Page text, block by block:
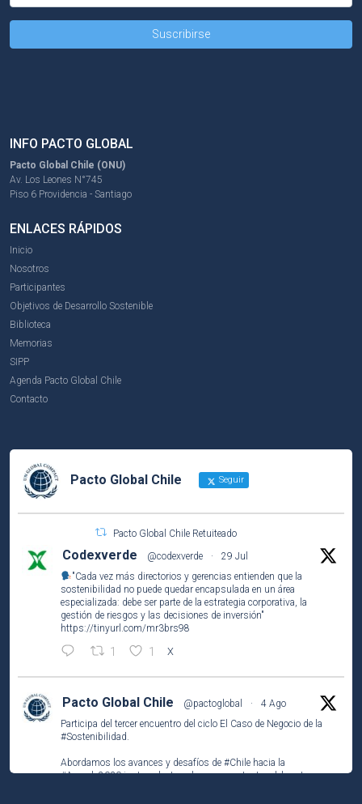
INFO PACTO GLOBAL
Pacto Global Chile (ONU)
Av. Los Leones N°745
Piso 6 Providencia - Santiago
ENLACES RÁPIDOS
Inicio
Nosotros
Participantes
Objetivos de Desarrollo Sostenible
Biblioteca
Memorias
SIPP
Agenda Pacto Global Chile
Contacto
Pacto Global Chile Seguir
Pacto Global Chile Retuiteado
Codexverde @codexverde ·
29 Jul
"Cada vez más directorios y gerencias entienden que la
sostenibilidad no puede quedar encapsulada en un área
especializada: debe ser parte de la estrategia corporativa, la
gestión de riesgos y las decisiones de inversión"
https://tinyurl.com/mr3brs98
1 1 X
Pacto Global Chile @pactoglobal ·
4 Ago
Participa del tercer encuentro del ciclo El Caso de Negocio de la
#Sostenibilidad
Abordamos los avances y desafíos de #Chile hacia la
#Agenda2030junto a destacados representantes del sector